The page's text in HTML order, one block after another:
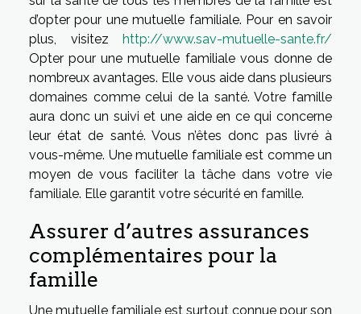
d’opter pour une mutuelle familiale. Pour en savoir
plus, visitez http://www.sav-mutuelle-sante.fr/
Opter pour une mutuelle familiale vous donne de
nombreux avantages. Elle vous aide dans plusieurs
domaines comme celui de la santé. Votre famille
aura donc un suivi et une aide en ce qui concerne
leur état de santé. Vous n’êtes donc pas livré à
vous-même. Une mutuelle familiale est comme un
moyen de vous faciliter la tâche dans votre vie
familiale. Elle garantit votre sécurité en famille.
Assurer d’autres assurances
complémentaires pour la
famille
Une mutuelle familiale est surtout connue pour son